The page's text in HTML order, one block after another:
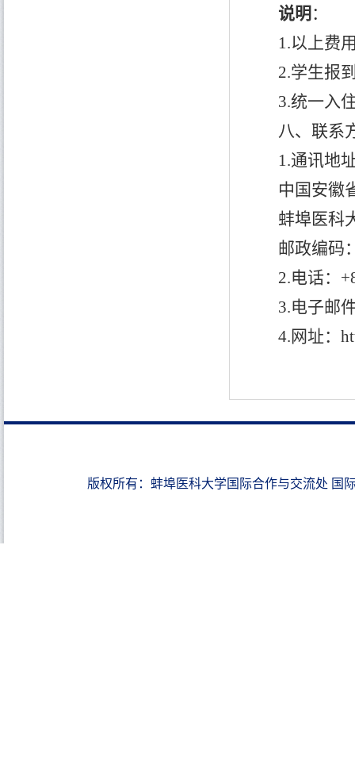
说明 ：
1.以上费
2.学生报
3.统一入
八、联系
1.通讯地
中国安徽
蚌埠医科
邮政编码
2.电话：
3.电子邮
4.网址：
版权所有：蚌埠医科大学国际合作与交流处